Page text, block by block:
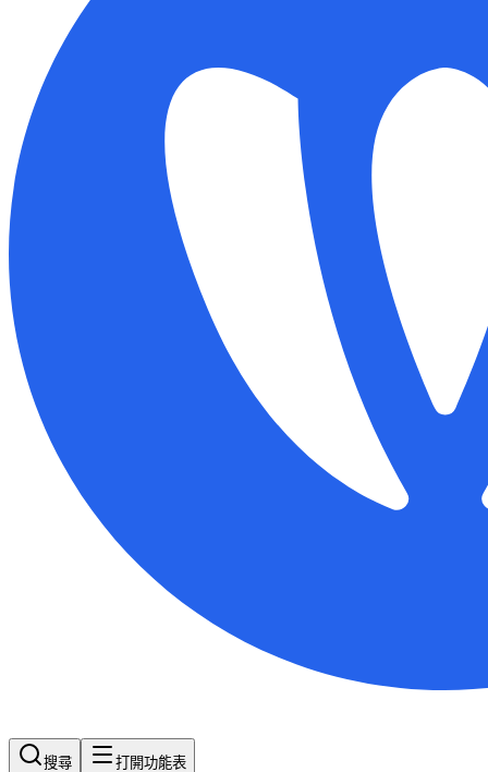
搜尋​​​​ 打開功能表